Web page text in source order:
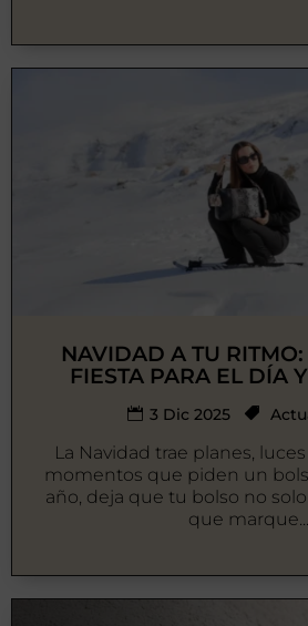
NAVIDAD A TU
FIESTA PARA EL DÍA
3 Dic 2025
La Navidad trae planes,
momentos que piden un
año, deja que tu bolso no
que marque...